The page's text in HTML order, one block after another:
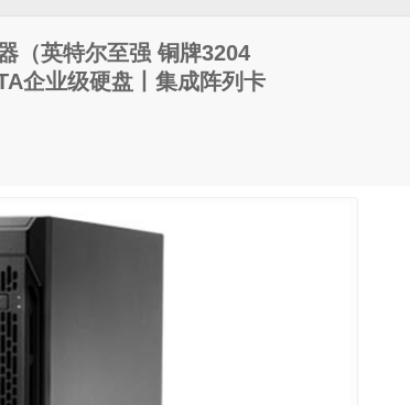
（英特尔至强 铜牌3204
企业级硬盘丨集成阵列卡